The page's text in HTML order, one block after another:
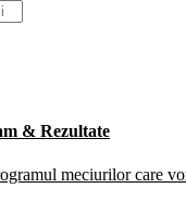
& Rezultate
meciurilor care